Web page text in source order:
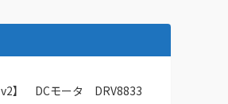
v2】 DCモータ DRV8833